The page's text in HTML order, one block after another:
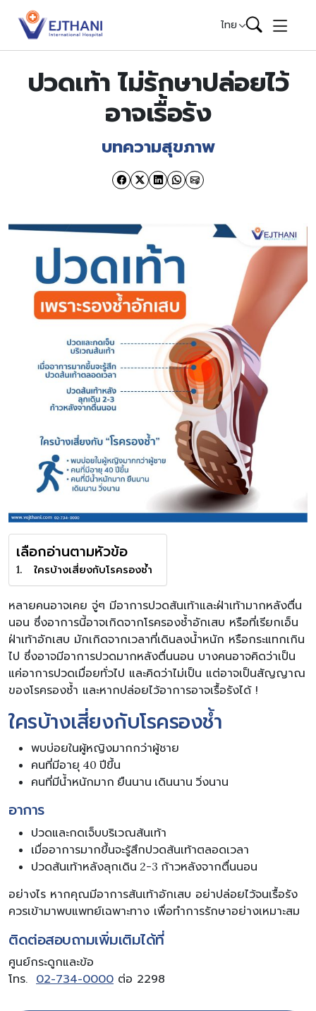
Skip to content
ไทย
ปวดเท้า ไม่รักษาปล่อยไว้
อาจเรื้อรัง
บทความสุขภาพ
เลือกอ่านตามหัวข้อ
ใครบ้างเสี่ยงกับโรครองช้ำ
หลายคนอาจเคย จู่ๆ มีอาการปวดส้นเท้าและฝ่าเท้ามากหลังตื่น
นอน ซึ่งอาการนี้อาจเกิดจากโรครองช้ำอักเสบ หรือที่เรียกเอ็น
ฝ่าเท้าอักเสบ มักเกิดจากเวลาที่เดินลงน้ำหนัก หรือกระแทกเกิน
ไป ซึ่งอาจมีอาการปวดมากหลังตื่นนอน บางคนอาจคิดว่าเป็น
แค่อาการปวดเมื่อยทั่วไป และคิดว่าไม่เป็น แต่อาจเป็นสัญญาณ
ของโรครองช้ำ และหากปล่อยไว้อาการอาจเรื้อรังได้ !
ใครบ้างเสี่ยงกับโรครองช้ำ
พบบ่อยในผู้หญิงมากกว่าผู้ชาย
คนที่มีอายุ 40 ปีขึ้น
คนที่มีน้ำหนักมาก ยืนนาน เดินนาน วิ่งนาน
อาการ
ปวดและกดเจ็บบริเวณส้นเท้า
เมื่ออาการมากขึ้นจะรู้สึกปวดส้นเท้าตลอดเวลา
ปวดส้นเท้าหลังลุกเดิน 2-3 ก้าวหลังจากตื่นนอน
อย่างไร หากคุณมีอาการส้นเท้าอักเสบ อย่าปล่อยไว้จนเรื้อรัง
ควรเข้ามาพบแพทย์เฉพาะทาง เพื่อทำการรักษาอย่างเหมาะสม
ติดต่อสอบถามเพิ่มเติมได้ที่
ศูนย์กระดูกและข้อ
โทร. 02-734-0000 ต่อ 2298